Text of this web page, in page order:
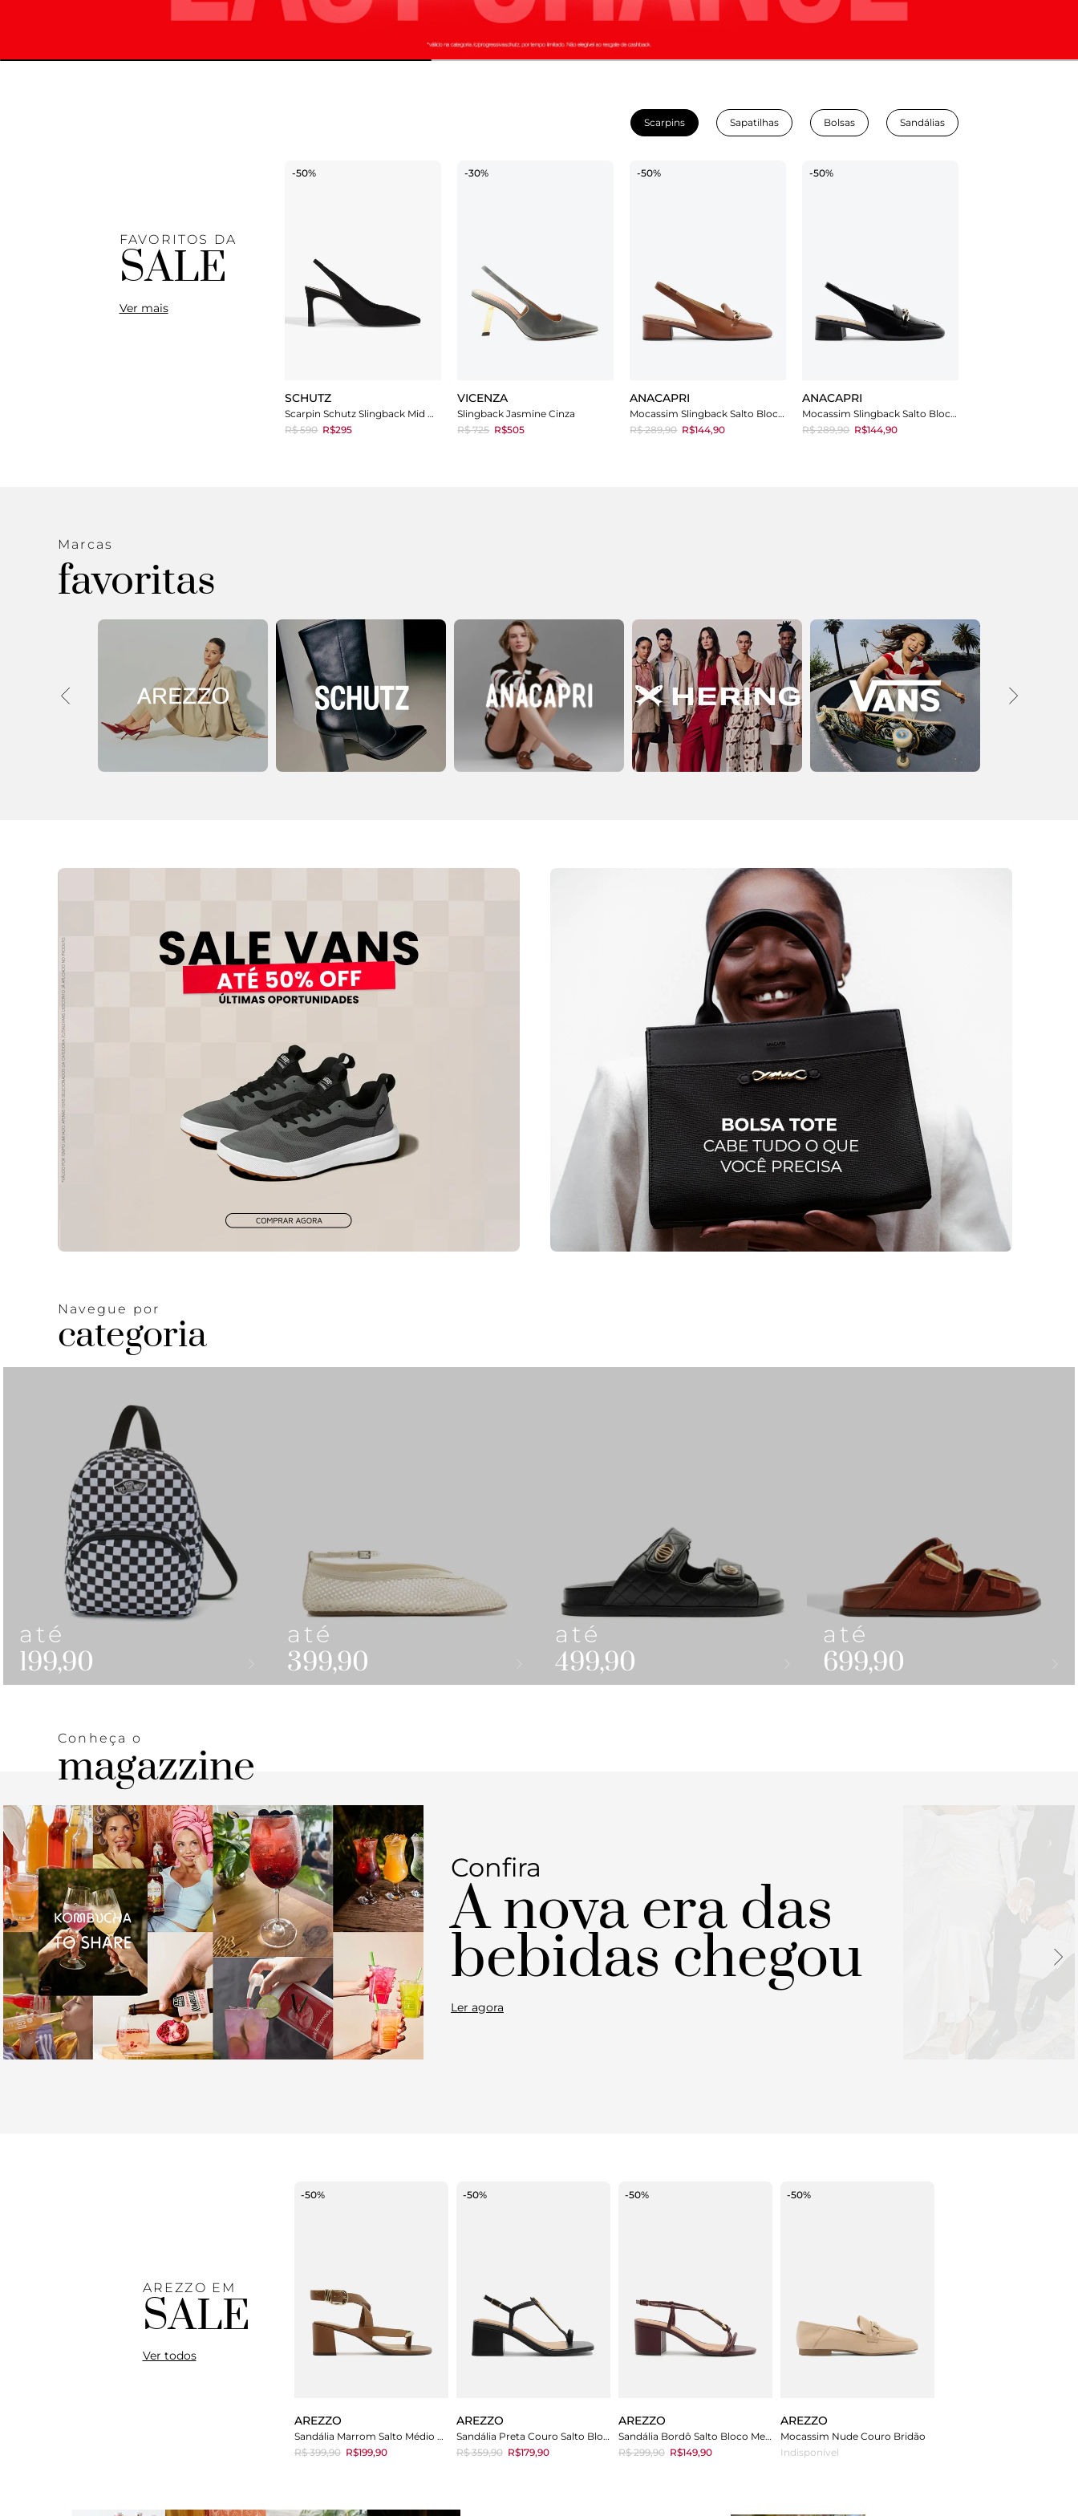
FAVORITOS DA
SALE
Ver mais
Scarpins Sapatilhas Bolsas Sandálias
-50%
SCHUTZ
Scarpin Schutz Slingback Mid Heel Black
R$ 590 R$295
-30%
VICENZA
Slingback Jasmine Cinza
R$ 725 R$505
-50%
ANACAPRI
Mocassim Slingback Salto Bloco Corrente Marrom
R$ 289,90 R$144,90
-50%
ANACAPRI
Mocassim Slingback Salto Bloco Corrente Preta
R$ 289,90 R$144,90
Marcas
favoritas
Navegue por
categoria
até
199,90
até
399,90
até
499,90
até
699,90
Conheça o
magazzine
Confira
A nova era das
bebidas chegou
Ler agora
AREZZO EM
SALE
Ver todos
-50%
AREZZO
Sandália Marrom Salto Médio Bloco
R$ 399,90 R$199,90
-50%
AREZZO
Sandália Preta Couro Salto Bloco Tira Metal
R$ 359,90 R$179,90
-50%
AREZZO
Sandália Bordô Salto Bloco Metais
R$ 299,90 R$149,90
-50%
AREZZO
Mocassim Nude Couro Bridão
Indisponível